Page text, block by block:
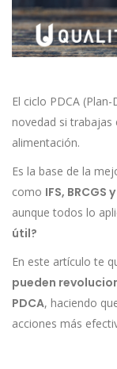
El ciclo PDCA
novedad si trabajas
alimentación.
Es la base de la
como IFS, BRCGS
aunque todos lo
útil?
En este artículo te
pueden
PDCA, haciendo
acciones más